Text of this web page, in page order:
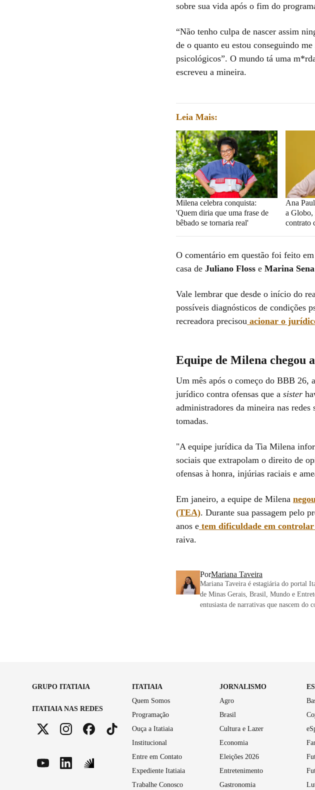
sobre sua vida após o fim do
“Não tenho culpa de nascer assim
de o quanto eu estou conseguindo
psicológicos”. O mundo tá uma
escreveu a mineira.
Leia Mais:
Milena celebra conquista:
'Quem diria que uma frase de
bêbado se tornaria real'
Ana
a Globo,
contrato
O comentário em questão foi feito
casa de Juliano Floss e Marina Sena
Vale lembrar que desde o início do
possíveis diagnósticos de condições
recreadora precisou acionar o
Equipe de Milena chegou
Um mês após o começo do BBB 26,
jurídico contra ofensas que a sister
administradores da mineira nas redes
tomadas.
"A equipe jurídica da Tia Milena
sociais que extrapolam o direito de
ofensas à honra, injúrias raciais e
Em janeiro, a equipe de Milena
(TEA). Durante sua passagem pelo
anos e tem dificuldade em controlar
raiva.
PorMariana Taveira
Mariana Taveira é estagiária do portal
de Minas Gerais, Brasil, Mundo e
entusiasta de narrativas que nascem do
GRUPO ITATIAIA
ITATIAIA NAS REDES
ITATIAIA
Quem Somos
Programação
Ouça a Itatiaia
Institucional
Entre em Contato
Expediente Itatiaia
Trabalhe Conosco
JORNALISMO
Agro
Brasil
Cultura e Lazer
Economia
Eleições 2026
Entretenimento
Gastronomia